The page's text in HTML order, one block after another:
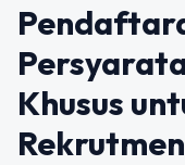
Khusus
Rekrutmen